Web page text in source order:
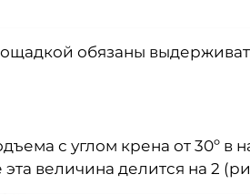
обязаны
с углом крена от 30º в
величина делится на 2